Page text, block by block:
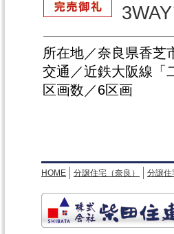
所在地／奈良県香芝
交通／近鉄大阪線「
区画数／6区画
HOME 分譲住宅（奈良） 分譲住